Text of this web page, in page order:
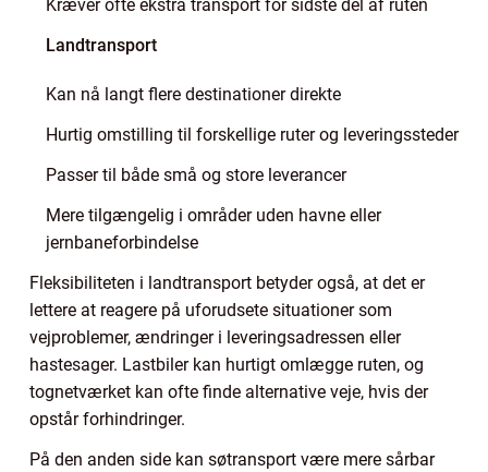
Kræver ofte ekstra transport for sidste del af ruten
Landtransport
Kan nå langt flere destinationer direkte
Hurtig omstilling til forskellige ruter og leveringssteder
Passer til både små og store leverancer
Mere tilgængelig i områder uden havne eller
jernbaneforbindelse
Fleksibiliteten i landtransport betyder også, at det er
lettere at reagere på uforudsete situationer som
vejproblemer, ændringer i leveringsadressen eller
hastesager. Lastbiler kan hurtigt omlægge ruten, og
tognetværket kan ofte finde alternative veje, hvis der
opstår forhindringer.
På den anden side kan søtransport være mere sårbar